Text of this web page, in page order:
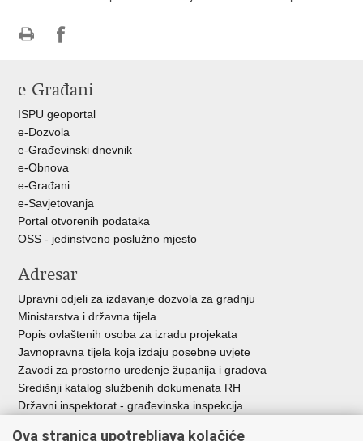
FacebookuTwitteru
e-Građani
ISPU geoportal
e-Dozvola
e-Građevinski dnevnik
e-Obnova
e-Građani
e-Savjetovanja
Portal otvorenih podataka
OSS - jedinstveno poslužno mjesto
Adresar
Upravni odjeli za izdavanje dozvola za gradnju
Ministarstva i državna tijela
Popis ovlaštenih osoba za izradu projekata
Javnopravna tijela koja izdaju posebne uvjete
Zavodi za prostorno uređenje županija i gradova
Središnji katalog službenih dokumenata RH
Državni inspektorat - građevinska inspekcija
Ova stranica upotrebljava kolačiće